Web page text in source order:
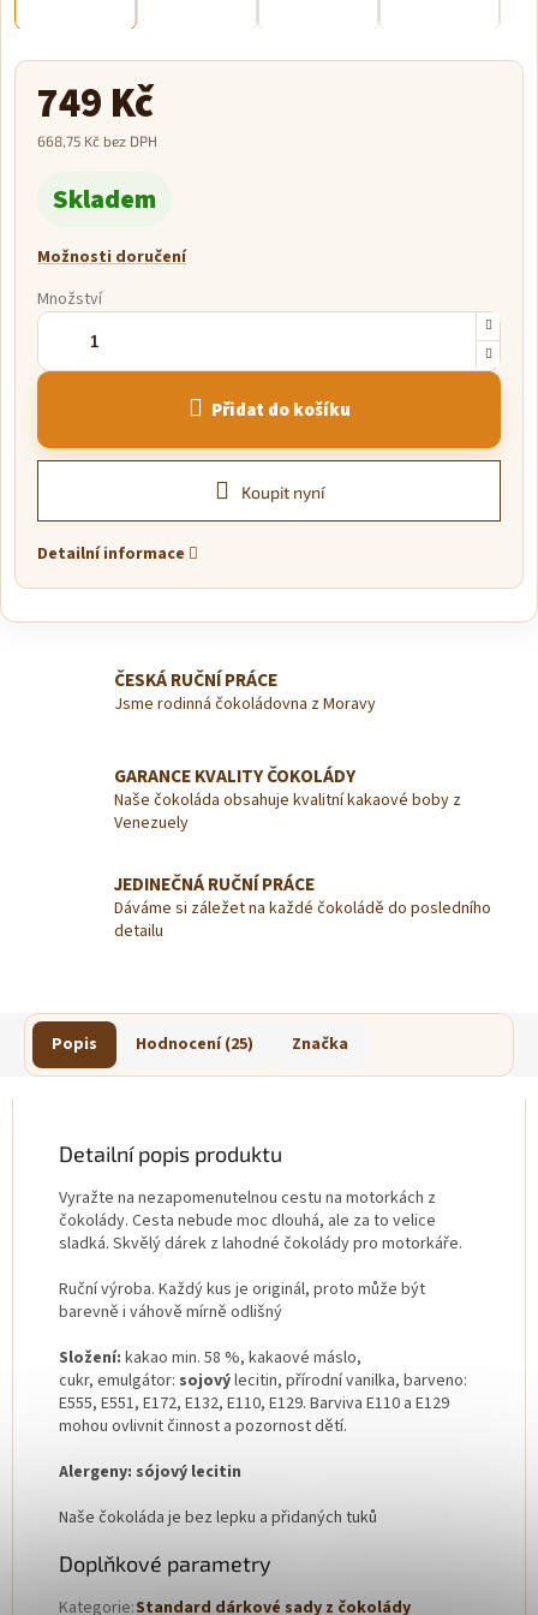
749 Kč
668,75 Kč bez DPH
cena:
Skladem
Možnosti doručení
Množství
Přidat do košíku
Koupit nyní
Detailní informace
ČESKÁ RUČNÍ PRÁCE
Jsme rodinná čokoládovna z Moravy
GARANCE KVALITY ČOKOLÁDY
Naše čokoláda obsahuje kvalitní kakaové boby z
Venezuely
JEDINEČNÁ RUČNÍ PRÁCE
Dáváme si záležet na každé čokoládě do posledního
detailu
Popis Hodnocení (25) Značka
Detailní popis produktu
Vyražte na nezapomenutelnou cestu na motorkách z
čokolády. Cesta nebude moc dlouhá, ale za to velice
sladká. Skvělý dárek z lahodné čokolády pro motorkáře.
Ruční výroba. Každý kus je originál, proto může být
barevně i váhově mírně odlišný
Složení: kakao min. 58 %, kakaové máslo,
cukr, emulgátor: sojovýlecitin, přírodní vanilka, barveno:
E555, E551, E172, E132, E110, E129. Barviva E110 a E129
mohou ovlivnit činnost a pozornost dětí.
Alergeny: sójový lecitin
Naše čokoláda je bez lepku a přidaných tuků
Doplňkové parametry
Kategorie:Standard dárkové sady z čokolády